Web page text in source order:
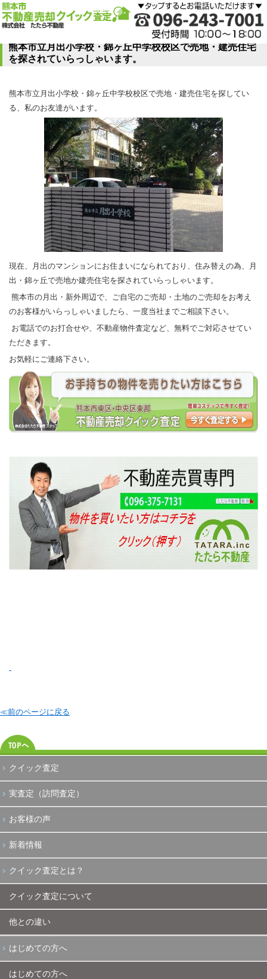
熊本市立月出小学校・錦ヶ丘中学校校区で売地・建売住宅
を探されていらっしゃいます。
熊本市立月出小学校・錦ヶ丘中学校校区で売地・建売住宅を探してい
る、私のお友達がいます。
現在、月出のマンションにお住まいになられており、住み替えの為、月
出・錦ヶ丘で売地か建売住宅を探されていらっしゃいます。
熊本市の月出・新外周辺で、ご自宅のご売却・土地のご売却をお考え
のお客様がいらっしゃいましたら、一度当社までご相談下さい。
お電話でのお打合せや、不動産物件査定など、無料でご対応させてい
ただきます。
お気軽にご連絡下さい。
≪前のページに戻る
クイック査定
実査定（訪問査定）
お客様の声
新着情報
クイック査定とは？
クイック査定について
他との違い
はじめての方へ
はじめての方へ